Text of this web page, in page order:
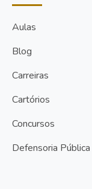
Aulas
Blog
Carreiras
Cartórios
Concursos
Defensoria Pública